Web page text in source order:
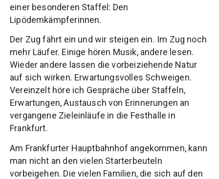
einer besonderen Staffel: Den
Lipödemkämpferinnen.
Der Zug fährt ein und wir steigen ein. Im Zug noch
mehr Läufer. Einige hören Musik, andere lesen.
Wieder andere lassen die vorbeiziehende Natur
auf sich wirken. Erwartungsvolles Schweigen.
Vereinzelt höre ich Gespräche über Staffeln,
Erwartungen, Austausch von Erinnerungen an
vergangene Zieleinläufe in die Festhalle in
Frankfurt.
Am Frankfurter Hauptbahnhof angekommen, kann
man nicht an den vielen Starterbeuteln
vorbeigehen. Die vielen Familien, die sich auf den